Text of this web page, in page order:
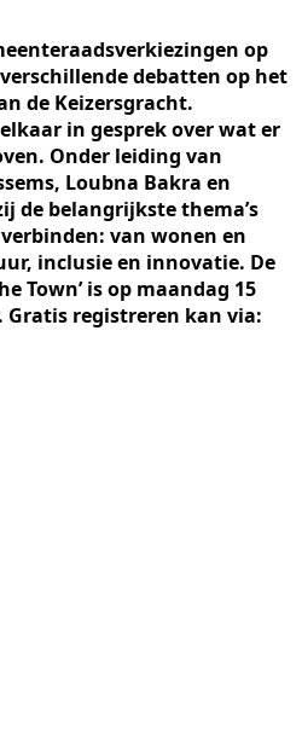
op
debatten op het
de Keizersgracht.
in gesprek over wat er
Onder leiding van
Loubna Bakra en
de belangrijkste thema’s
van wonen en
inclusie en innovatie. De
Town’ is op maandag 15
Gratis registreren kan via: